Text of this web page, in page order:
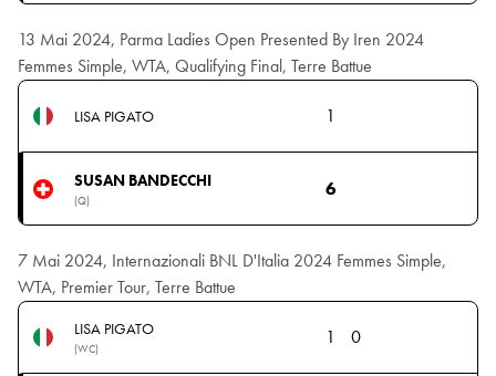
13 Mai 2024, Parma Ladies Open Presented By Iren 2024
Femmes Simple, WTA, Qualifying Final, Terre Battue
LISA PIGATO 1
SUSAN BANDECCHI
(Q)
6
7 Mai 2024, Internazionali BNL D'Italia 2024 Femmes Simple,
WTA, Premier Tour, Terre Battue
LISA PIGATO
(WC)
1 0